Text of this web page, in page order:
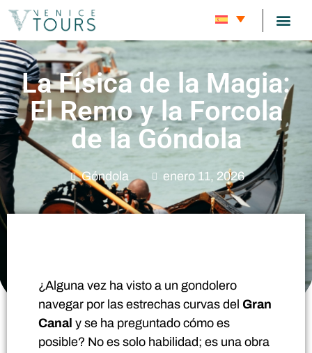
La Física de la Magia:
El Remo y la Forcola
de la Góndola
Góndola enero 11, 2026
¿Alguna vez ha visto a un gondolero
navegar por las estrechas curvas del Gran
Canal y se ha preguntado cómo es
posible? No es solo habilidad; es una obra